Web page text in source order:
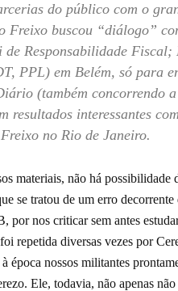
do público com o
Freixo buscou “diálogo”
Responsabilidade
PPL) em Belém, só para
(também concorrendo
resultados interessantes
no Rio de Janeiro.
materiais, não há
se tratou de um erro
nos criticar sem antes
repetida diversas vezes por
nossos militantes
Ele, todavia, não apenas